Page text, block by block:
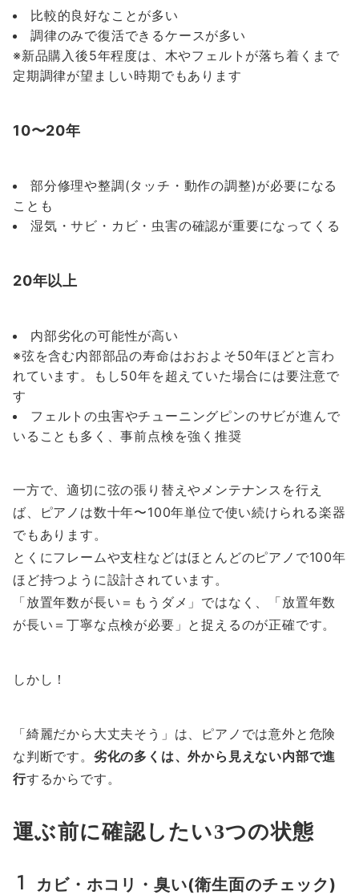
比較的良好なことが多い
調律のみで復活できるケースが多い
※新品購入後5年程度は、木やフェルトが落ち着くまで
定期調律が望ましい時期でもあります
10〜20年
部分修理や整調(タッチ・動作の調整)が必要になる
ことも
湿気・サビ・カビ・虫害の確認が重要になってくる
20年以上
内部劣化の可能性が高い
※弦を含む内部部品の寿命はおおよそ50年ほどと言わ
れています。もし50年を超えていた場合には要注意で
す
フェルトの虫害やチューニングピンのサビが進んで
いることも多く、事前点検を強く推奨
一方で、適切に弦の張り替えやメンテナンスを行え
ば、ピアノは数十年〜100年単位で使い続けられる楽器
でもあります。
とくにフレームや支柱などはほとんどのピアノで100年
ほど持つように設計されています。
「放置年数が長い＝もうダメ」ではなく、「放置年数
が長い＝丁寧な点検が必要」と捉えるのが正確です。
しかし！
「綺麗だから大丈夫そう」は、ピアノでは意外と危険
な判断です。 劣化の多くは、外から見えない内部で進
行するからです。
運ぶ前に確認したい3つの状態
カビ・ホコリ・臭い(衛生面のチェック)